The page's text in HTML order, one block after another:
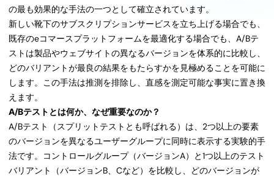
の最も効果的な手法の一つとして確立されています。
新しい靴下のサブスクリプションサービスを立ち上げる場合でも、
既存のeコマースプラットフォームを最適化する場合でも、A/Bテ
ストは製品やウェブサイトの異なるバージョンを体系的に比較し、
どのバリアントが最良の結果をもたらすかを見極めることを可能に
します。この手法は推測を排除し、直感を測定可能な事実に置き換
えます。
A/Bテストとは何か、なぜ重要なのか？
A/Bテスト（スプリットテストとも呼ばれる）は、2つ以上の要素
のバージョンを異なるユーザーグループに同時に表示する実験的手
法です。コントロールグループ（バージョンA）と1つ以上のテスト
バリアント（バージョンB、Cなど）を比較し、どのバージョンが